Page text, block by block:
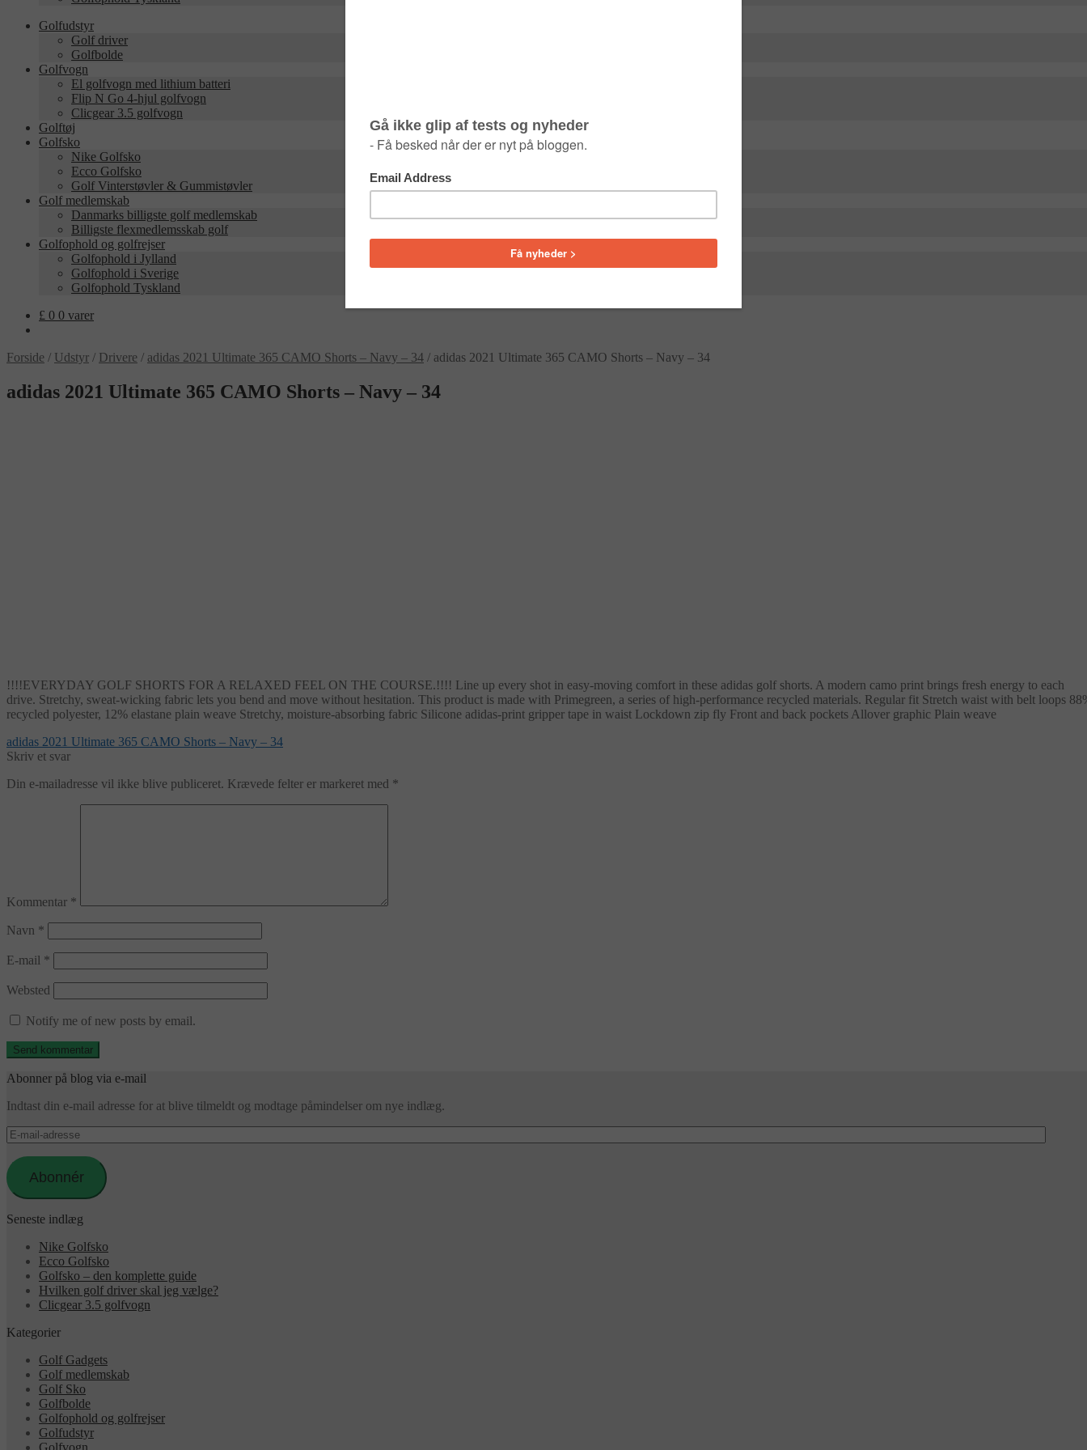
Golfudstyr
Golf driver
Golfbolde
Golfvogn
El golfvogn med lithium batteri
Flip N Go 4-hjul golfvogn
Clicgear 3.5 golfvogn
Golftøj
Golfsko
Nike Golfsko
Ecco Golfsko
Golf Vinterstøvler & Gummistøvler
Golf medlemskab
Danmarks billigste golf medlemskab
Billigste flexmedlemsskab golf
Golfophold og golfrejser
Golfophold i Jylland
Golfophold i Sverige
Golfophold Tyskland
£ 0 0 varer
Forside / Udstyr / Drivere / adidas 2021 Ultimate 365 CAMO Shorts – Navy – 34 / adidas 2021 Ultimate 365 CAMO Shorts – Navy – 34
adidas 2021 Ultimate 365 CAMO Shorts – Navy – 34
!!!!EVERYDAY GOLF SHORTS FOR A RELAXED FEEL ON THE COURSE.!!!! Line up every shot in easy-moving comfort in these adidas golf shorts. A modern camo print brings fresh energy to each
drive. Stretchy, sweat-wicking fabric lets you bend and move without hesitation. This product is made with Primegreen, a series of high-performance recycled materials. Regular fit Stretch waist with belt loops
recycled polyester, 12% elastane plain weave Stretchy, moisture-absorbing fabric Silicone adidas-print gripper tape in waist Lockdown zip fly Front and back pockets Allover graphic Plain weave
Indlægsnavigation
Forrige
indlæg:
adidas 2021 Ultimate 365 CAMO Shorts – Navy – 34
Skriv et svar
Din e-mailadresse vil ikke blive publiceret. Krævede felter er markeret med *
Kommentar *
Navn *
E-mail *
Websted
Notify me of new posts by email.
Abonner på blog via e-mail
Indtast din e-mail adresse for at blive tilmeldt og modtage påmindelser om nye indlæg.
E-
mail-
adresse
Abonnér
Seneste indlæg
Nike Golfsko
Ecco Golfsko
Golfsko – den komplette guide
Hvilken golf driver skal jeg vælge?
Clicgear 3.5 golfvogn
Kategorier
Golf Gadgets
Golf medlemskab
Golf Sko
Golfbolde
Golfophold og golfrejser
Golfudstyr
Golfvogn